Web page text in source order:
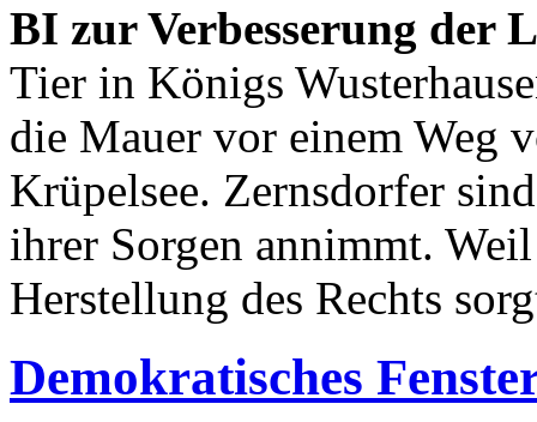
BI zur Verbesserung der
Tier in Königs
die Mauer vor einem Weg
Krüpelsee. Zernsdorfer
ihrer Sorgen annimmt.
Herstellung des Rechts
Demokratisches